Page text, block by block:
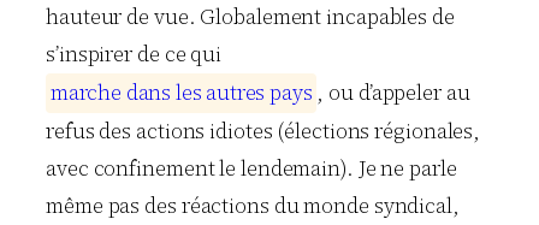
hauteur de vue. Globalement incapables de
s’inspirer de ce qui
marche dans les autres pays , ou d’appeler au
refus des actions idiotes (élections régionales,
avec confinement le lendemain). Je ne parle
même pas des réactions du monde syndical,